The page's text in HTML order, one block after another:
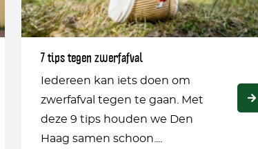
7 tips tegen zwerfafval
Iedereen kan iets doen om
zwerfafval tegen te gaan. Met
deze 9 tips houden we Den
Haag samen schoon....